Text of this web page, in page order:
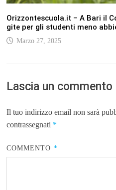
Orizzontescuola.it – A Bari il
gite per gli studenti meno
Marzo 27, 2025
Lascia un commento
Il tuo indirizzo email non sarà
contrassegnati *
COMMENTO *